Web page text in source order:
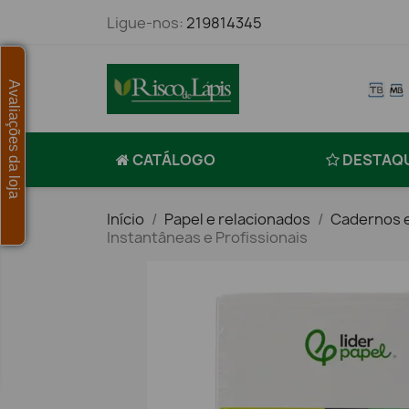
Ligue-nos: 219814345
CATÁLOGO
Início Papel e relacionados
Cadernos
Instantâneas e Profissionais
Avaliações da loja